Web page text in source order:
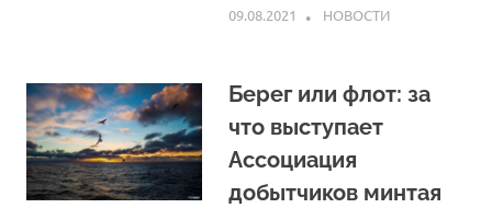
09.08.2021 ARPP
НОВОСТИ
Берег или флот: за
что выступает
Ассоциация
добытчиков минтая